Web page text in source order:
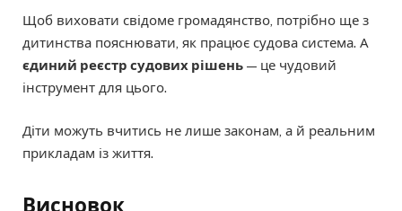
Щоб виховати свідоме громадянство, потрібно ще з
дитинства пояснювати, як працює судова система. А
єдиний реєстр судових рішень — це чудовий
інструмент для цього.
Діти можуть вчитись не лише законам, а й реальним
прикладам із життя.
Висновок